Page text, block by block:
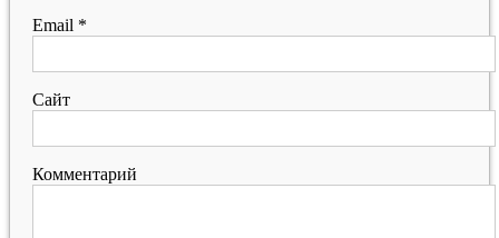
Email *
Сайт
Комментарий